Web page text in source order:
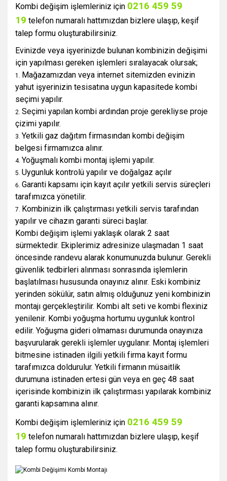
Kombi değişim işlemleriniz için 0216 459 59
19 telefon numaralı hattımızdan bizlere ulaşıp, keşif
talep formu oluşturabilirsiniz.
Evinizde veya işyerinizde bulunan kombinizin değişimi
için yapılması gereken işlemleri sıralayacak olursak;
Mağazamızdan veya internet sitemizden evinizin
yahut işyerinizin tesisatına uygun kapasitede kombi
seçimi yapılır.
Seçimi yapılan kombi ardından proje gerekliyse proje
çizimi yapılır.
Yetkili gaz dağıtım firmasından kombi değişim
belgesi firmamızca alınır.
Yoğuşmalı kombi montaj işlemi yapılır.
Uygunluk kontrolü yapılır ve doğalgaz açılır
Garanti kapsamı için kayıt açılır yetkili servis süreçleri
tarafımızca yönetilir.
Kombinizin ilk çalıştırması yetkili servis tarafından
yapılır ve cihazın garanti süreci başlar.
Kombi değişim işlemi yaklaşık olarak 2 saat
sürmektedir. Ekiplerimiz adresinize ulaşmadan 1 saat
öncesinde randevu alarak konumunuzda bulunur. Gerekli
güvenlik tedbirleri alınması sonrasında işlemlerin
başlatılması hususunda onayınız alınır. Eski kombiniz
yerinden sökülür, satın almış olduğunuz yeni kombinizin
montajı gerçekleştirilir. Kombi alt seti ve kombi flexiniz
yenilenir. Kombi yoğuşma hortumu uygunluk kontrol
edilir. Yoğuşma gideri olmaması durumunda onayınıza
başvurularak gerekli işlemler uygulanır. Montaj işlemleri
bitmesine istinaden ilgili yetkili firma kayıt formu
tarafımızca doldurulur. Yetkili firmanın müsaitlik
durumuna istinaden ertesi gün veya en geç 48 saat
içerisinde kombinizin ilk çalıştırması yapılarak kombiniz
garanti kapsamına alınır.
Kombi değişim işlemleriniz için 0216 459 59
19 telefon numaralı hattımızdan bizlere ulaşıp, keşif
talep formu oluşturabilirsiniz.